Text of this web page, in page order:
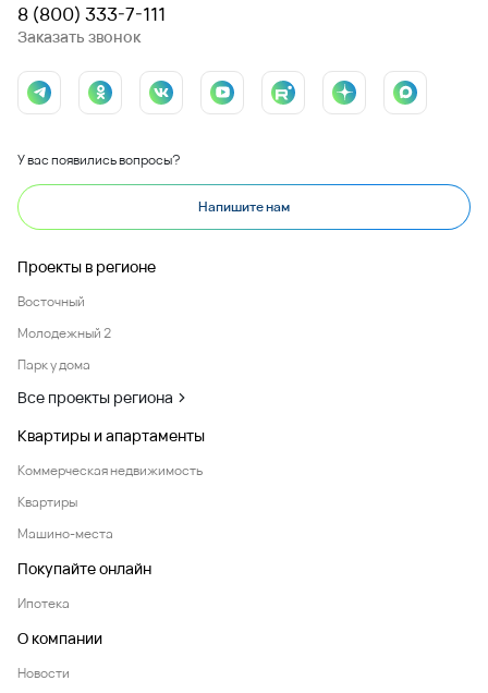
8 (800) 333-7-111
Заказать звонок
У вас появились вопросы?
Напишите нам
Проекты в регионе
Восточный
Молодежный 2
Парк у дома
Все проекты региона
Квартиры и апартаменты
Коммерческая недвижимость
Квартиры
Машино-места
Покупайте онлайн
Ипотека
О компании
Новости